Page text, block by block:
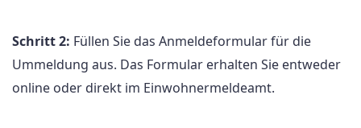
Schritt 2: Füllen Sie das Anmeldeformular für die
Ummeldung aus. Das Formular erhalten Sie entweder
online oder direkt im Einwohnermeldeamt.